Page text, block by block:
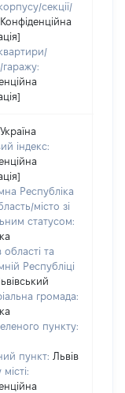
секції/
гаражу:
Україна
індекс:
Республіка
місто зі
статусом:
та
Республіці
громада:
пункту:
пункт: Львів